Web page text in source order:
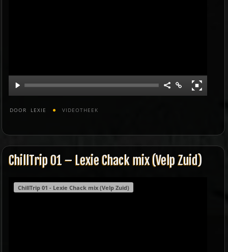
DOOR LEXIE VIDEOTHEEK
ChillTrip 01 – Lexie Chack mix (Velp Zuid)
ChillTrip 01 - Lexie Chack mix (Velp Zuid)